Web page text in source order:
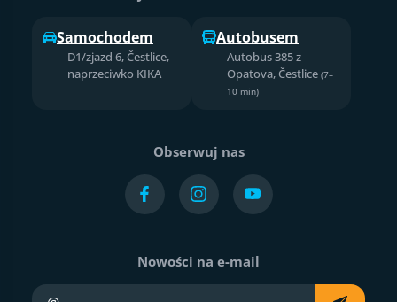
Samochodem
D1/zjazd 6, Čestlice,
naprzeciwko KIKA
Autobusem
Autobus 385 z
Opatova, Čestlice (7–
10 min)
Obserwuj nas
Nowości na e-mail